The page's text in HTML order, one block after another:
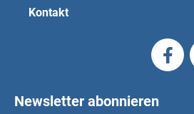
Kontakt
Newsletter abonnieren